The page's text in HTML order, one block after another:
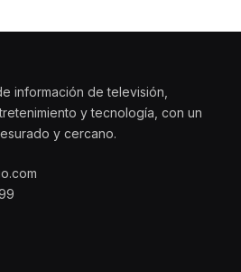
información de televisión,
y tecnología, con un
y cercano.